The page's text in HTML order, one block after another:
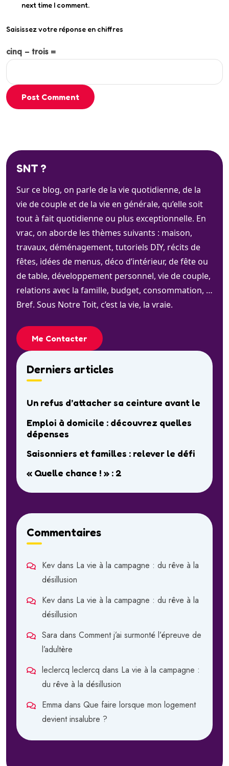
next time I comment.
Saisissez votre réponse en chiffres
cinq − trois =
Post Comment
SNT ?
Sur ce blog, on parle de la vie quotidienne, de la
vie de couple et de la vie en générale, qu’elle soit
tout à fait quotidienne ou plus exceptionnelle. En
vrac, on aborde les thèmes suivants : maison,
travaux, déménagement, tutoriels DIY, récits de
fêtes, idées de menus, déco d’intérieur, de fête ou
de table, développement personnel, vie de couple,
relations avec la famille, budget, consommation, …
Bref. Sous Notre Toit, c’est la vie, la vraie.
Me Contacter
Derniers articles
Un refus d’attacher sa ceinture avant le
Emploi à domicile : découvrez quelles
dépenses
Saisonniers et familles : relever le défi
« Quelle chance ! » : 2
Commentaires
Kev dans La vie à la campagne : du rêve à la
désillusion
Kev dans La vie à la campagne : du rêve à la
désillusion
Sara dans Comment j’ai surmonté l’épreuve de
l’adultère
leclercq leclercq dans La vie à la campagne :
du rêve à la désillusion
Emma dans Que faire lorsque mon logement
devient insalubre ?